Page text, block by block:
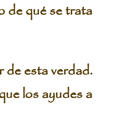
de qué se trata
esta verdad.
los ayudes a